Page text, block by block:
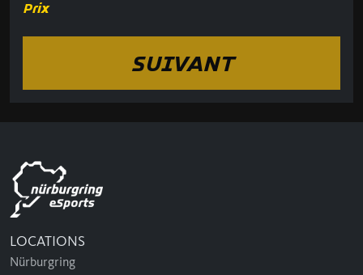
Prix
SUIVANT
LOCATIONS
Nürburgring